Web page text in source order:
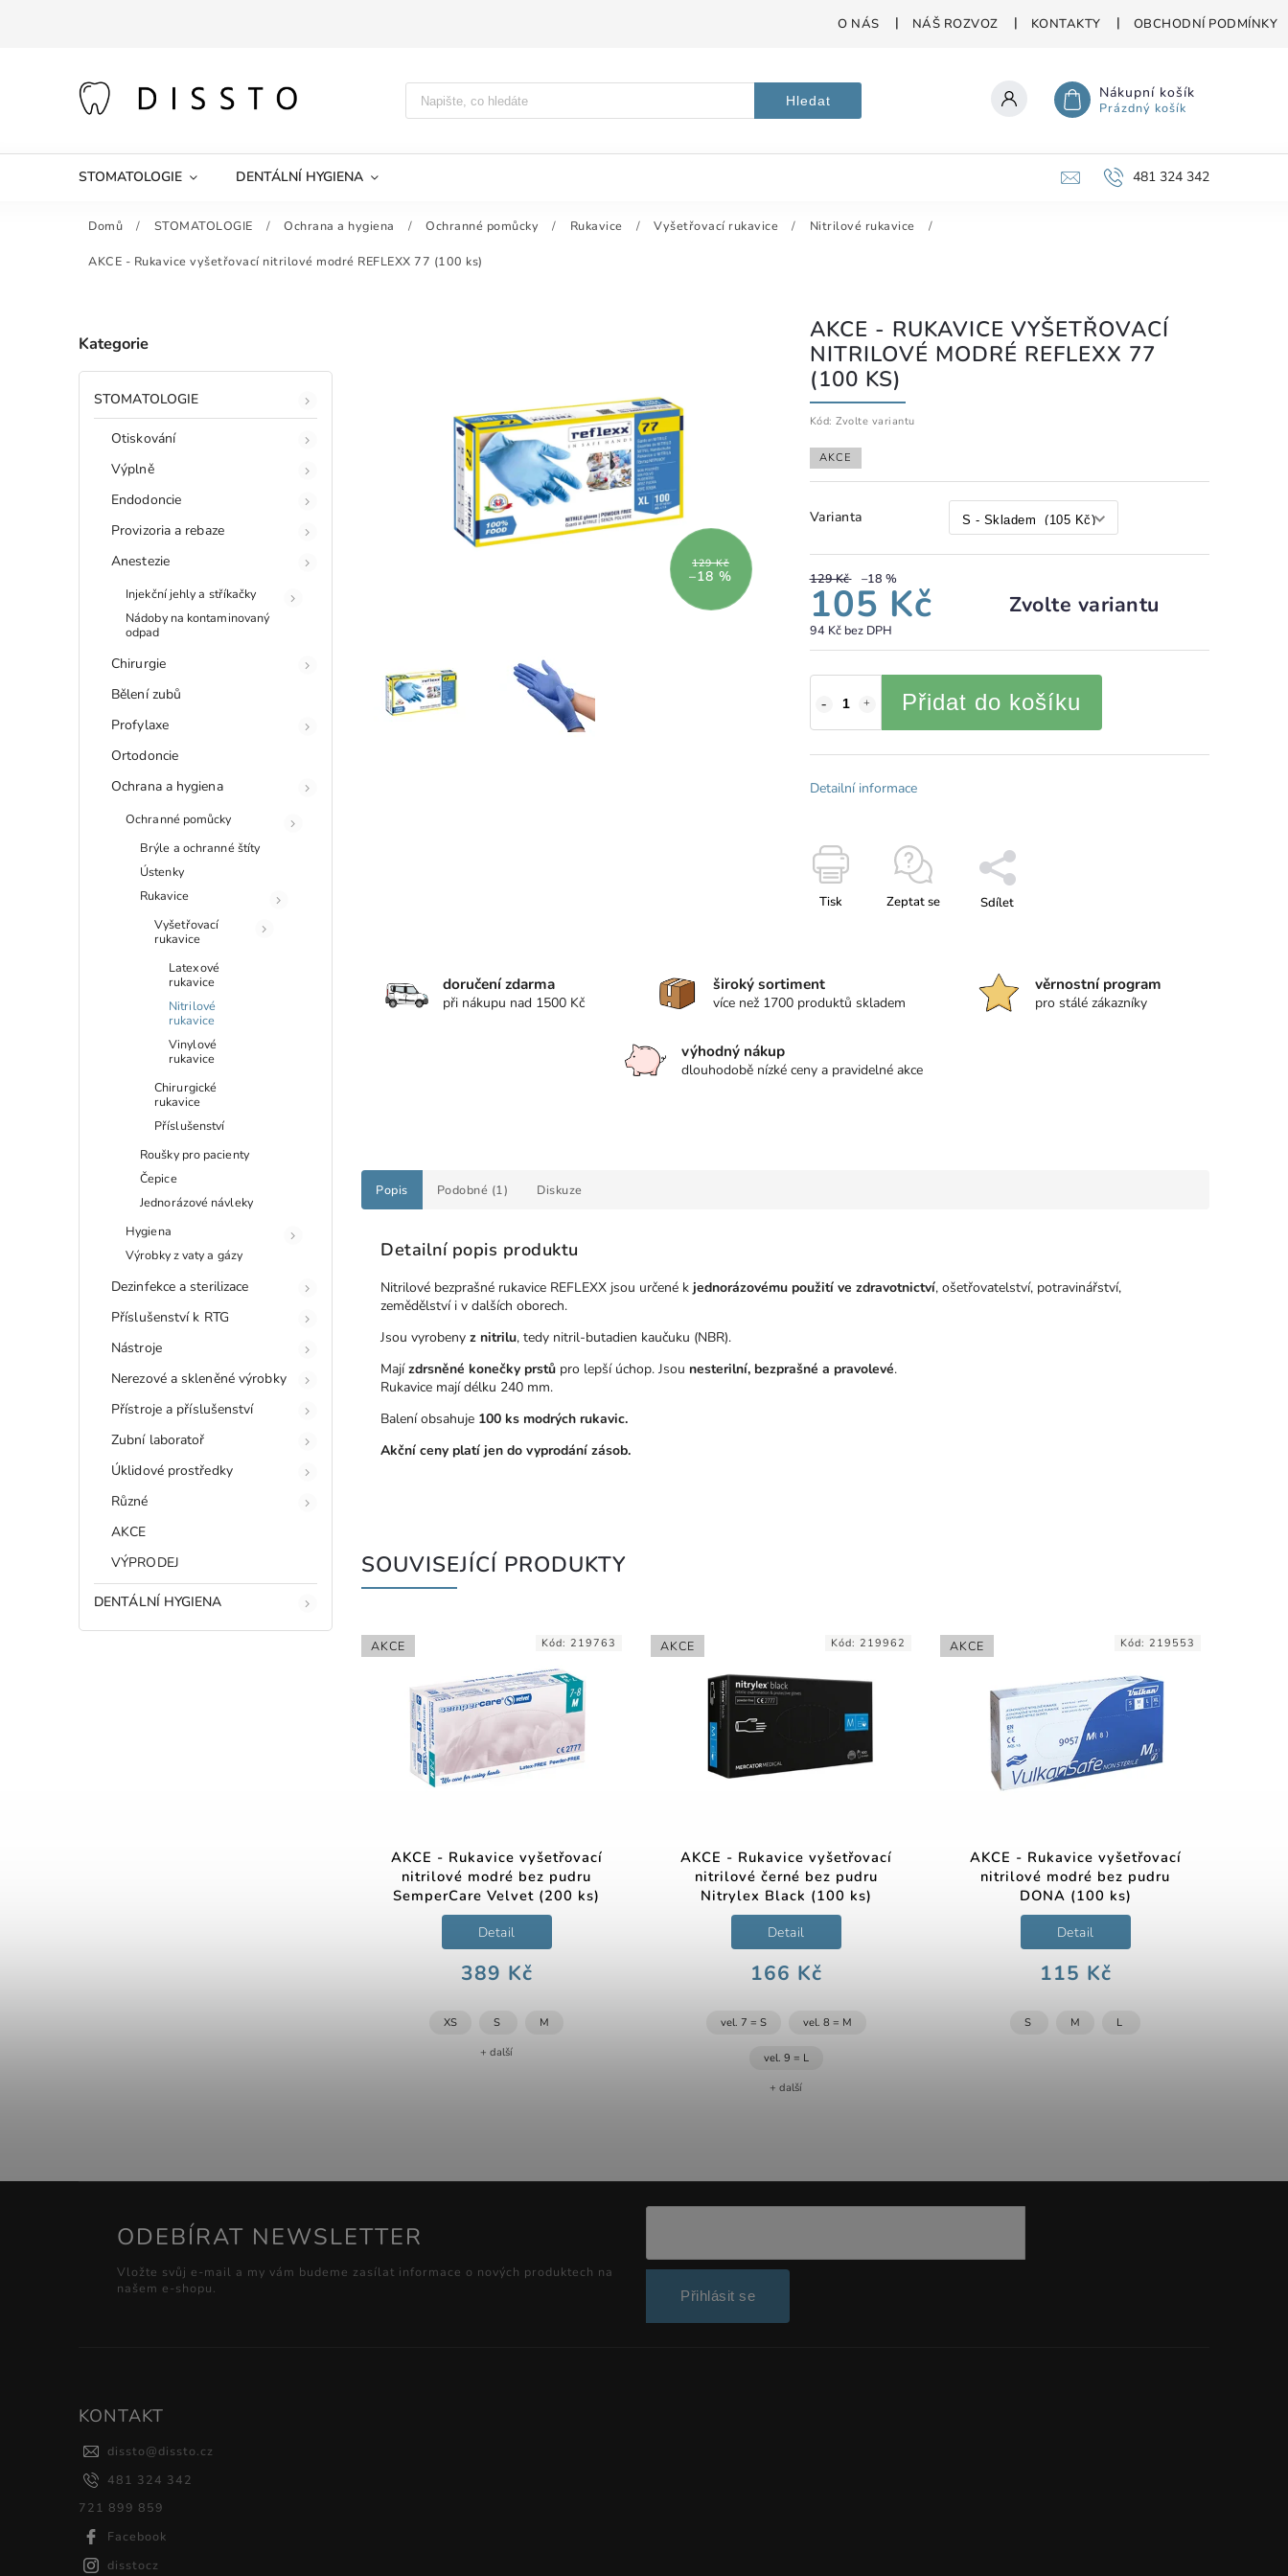
O NÁS NÁŠ ROZVOZ KONTAKTY OBCHODNÍ PODMÍNKY
Hledat Nákupní košík
Prázdný košík
STOMATOLOGIE DENTÁLNÍ HYGIENA 481 324 342
Domů / STOMATOLOGIE / Ochrana a hygiena / Ochranné pomůcky / Rukavice / Vyšetřovací rukavice / Nitrilové rukavice /
AKCE - Rukavice vyšetřovací nitrilové modré REFLEXX 77 (100 ks)
Kategorie
STOMATOLOGIE
Otiskování
Výplně
Endodoncie
Provizoria a rebaze
Anestezie
Injekční jehly a stříkačky
Nádoby na kontaminovaný
odpad
Chirurgie
Bělení zubů
Profylaxe
Ortodoncie
Ochrana a hygiena
Ochranné pomůcky
Brýle a ochranné štíty
Ústenky
Rukavice
Vyšetřovací
rukavice
Latexové
rukavice
Nitrilové
rukavice
Vinylové
rukavice
Chirurgické
rukavice
Příslušenství
Roušky pro pacienty
Čepice
Jednorázové návleky
Hygiena
Výrobky z vaty a gázy
Dezinfekce a sterilizace
Příslušenství k RTG
Nástroje
Nerezové a skleněné výrobky
Přístroje a příslušenství
Zubní laboratoř
Úklidové prostředky
Různé
AKCE
VÝPRODEJ
DENTÁLNÍ HYGIENA
129 Kč
–18 %
AKCE - RUKAVICE VYŠETŘOVACÍ
NITRILOVÉ MODRÉ REFLEXX 77
(100 KS)
Kód: Zvolte variantu
AKCE
Varianta
129 Kč –18 %
105 Kč
94 Kč bez DPH
Zvolte variantu
Přidat do košíku
Detailní informace
Tisk Zeptat se Sdílet
doručení zdarma
při nákupu nad 1500 Kč
široký sortiment
více než 1700 produktů skladem
věrnostní program
pro stálé zákazníky
výhodný nákup
dlouhodobě nízké ceny a pravidelné akce
Popis Podobné (1) Diskuze
Detailní popis produktu
Nitrilové bezprašné rukavice REFLEXX jsou určené k jednorázovému použití ve zdravotnictví, ošetřovatelství, potravinářství,
zemědělství i v dalších oborech.
Jsou vyrobeny z nitrilu, tedy nitril-butadien kaučuku (NBR).
Majízdrsněné konečky prstů pro lepší úchop. Jsou nesterilní, bezprašné a pravolevé.
Rukavice mají délku 240 mm.
Balení obsahuje 100 ks modrých rukavic.
Akční ceny platí jen do vyprodání zásob.
SOUVISEJÍCÍ PRODUKTY
AKCE
AKCE - Rukavice vyšetřovací
nitrilové modré bez pudru
SemperCare Velvet (200 ks)
389 Kč
Detail
XS S M
+ další
Kód: 219763 AKCE
AKCE - Rukavice vyšetřovací
nitrilové černé bez pudru
Nitrylex Black (100 ks)
166 Kč
Detail
vel. 7 = S vel. 8 = M
vel. 9 = L
+ další
Kód: 219962 AKCE
AKCE - Rukavice vyšetřovací
nitrilové modré bez pudru
DONA (100 ks)
115 Kč
Detail
S M L
Kód: 219553
ODEBÍRAT NEWSLETTER
Vložte svůj e-mail a my vám budeme zasílat informace o nových produktech na
našem e-shopu.
Přihlásit se
KONTAKT
dissto@dissto.cz
481 324 342
721 899 859
Facebook
disstocz